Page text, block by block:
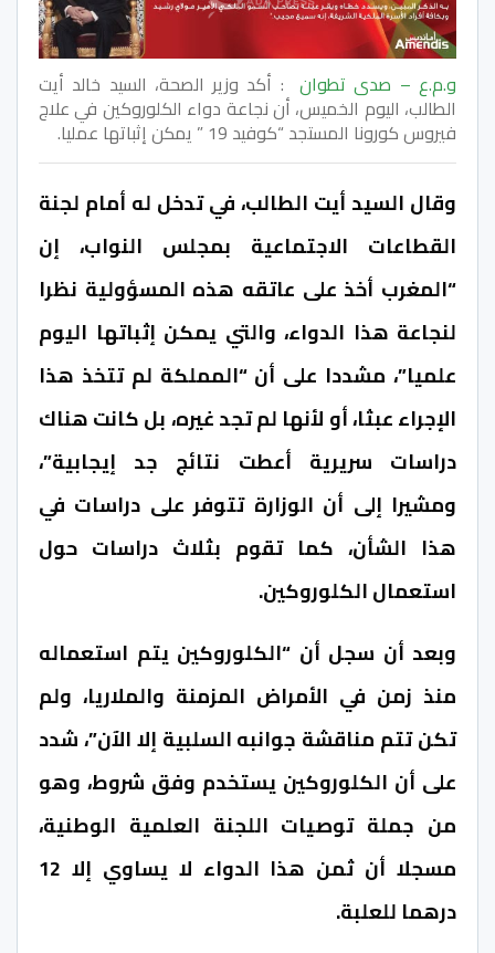
و.م.ع – صدى تطوان: أكد وزير الصحة، السيد خالد أيت
الطالب، اليوم الخميس، أن نجاعة دواء الكلوروكين في علاج
فيروس كورونا المستجد “كوفيد 19 ” يمكن إثباتها عمليا.
وقال السيد أيت الطالب، في تدخل له أمام لجنة
القطاعات الاجتماعية بمجلس النواب، إن
“المغرب أخذ على عاتقه هذه المسؤولية نظرا
لنجاعة هذا الدواء، والتي يمكن إثباتها اليوم
علميا”، مشددا على أن “المملكة لم تتخذ هذا
الإجراء عبثا، أو لأنها لم تجد غيره، بل كانت هناك
دراسات سريرية أعطت نتائج جد إيجابية”،
ومشيرا إلى أن الوزارة تتوفر على دراسات في
هذا الشأن، كما تقوم بثلاث دراسات حول
استعمال الكلوروكين.
وبعد أن سجل أن “الكلوروكين يتم استعماله
منذ زمن في الأمراض المزمنة والملاريا، ولم
تكن تتم مناقشة جوانبه السلبية إلا الآن”، شدد
على أن الكلوروكين يستخدم وفق شروط، وهو
من جملة توصيات اللجنة العلمية الوطنية،
مسجلا أن ثمن هذا الدواء لا يساوي إلا 12
درهما للعلبة.